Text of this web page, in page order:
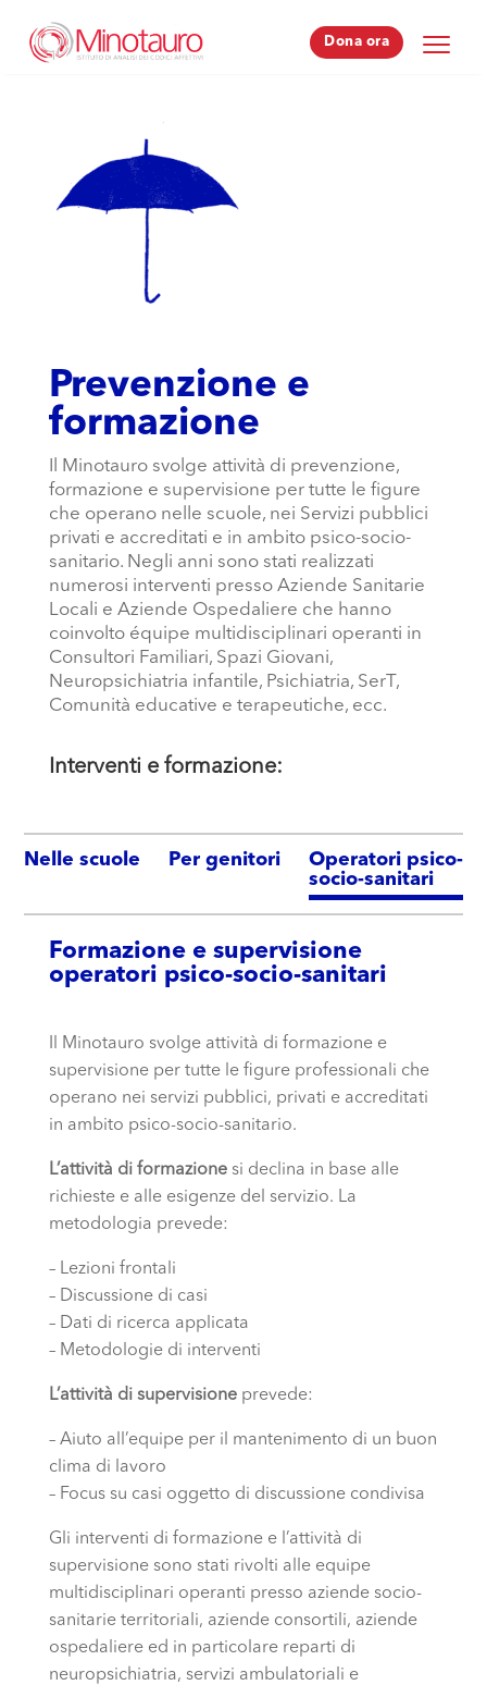
Dona ora
Dona ora
Prevenzione e
formazione
Il Minotauro svolge attività di prevenzione,
formazione e supervisione per tutte le figure
che operano nelle scuole, nei Servizi pubblici
privati e accreditati e in ambito psico-socio-
sanitario. Negli anni sono stati realizzati
numerosi interventi presso Aziende Sanitarie
Locali e Aziende Ospedaliere che hanno
coinvolto équipe multidisciplinari operanti in
Consultori Familiari, Spazi Giovani,
Neuropsichiatria infantile, Psichiatria, SerT,
Comunità educative e terapeutiche, ecc.
Interventi e formazione:
Nelle scuole Per genitori
Operatori psico-
socio-sanitari
Formazione e supervisione
operatori psico-socio-sanitari
Il Minotauro svolge attività di formazione e
supervisione per tutte le figure professionali che
operano nei servizi pubblici, privati e accreditati
in ambito psico-socio-sanitario.
L’attività di formazionesi declina in base alle
richieste e alle esigenze del servizio. La
metodologia prevede:
– Lezioni frontali
– Discussione di casi
– Dati di ricerca applicata
– Metodologie di interventi
L’attività di supervisioneprevede:
– Aiuto all’equipe per il mantenimento di un buon
clima di lavoro
– Focus su casi oggetto di discussione condivisa
Gli interventi di formazione e l’attività di
supervisione sono stati rivolti alle equipe
multidisciplinari operanti presso aziende socio-
sanitarie territoriali, aziende consortili, aziende
ospedaliere ed in particolare reparti di
neuropsichiatria, servizi ambulatoriali e